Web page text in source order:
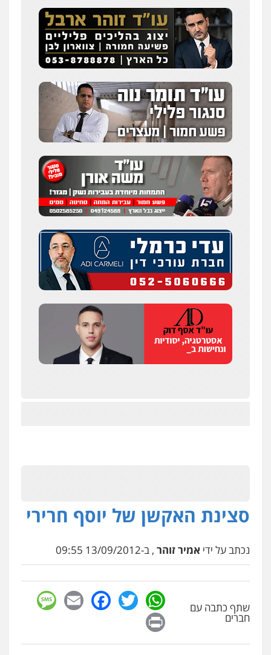
סצינת האקשן של יוסף חרירי
נכתב על ידי אמיר זוהר , ב-13/09/2012 09:55
שתף כתבה עם
חברים
WhatsApp
Twitter
Facebook
Email